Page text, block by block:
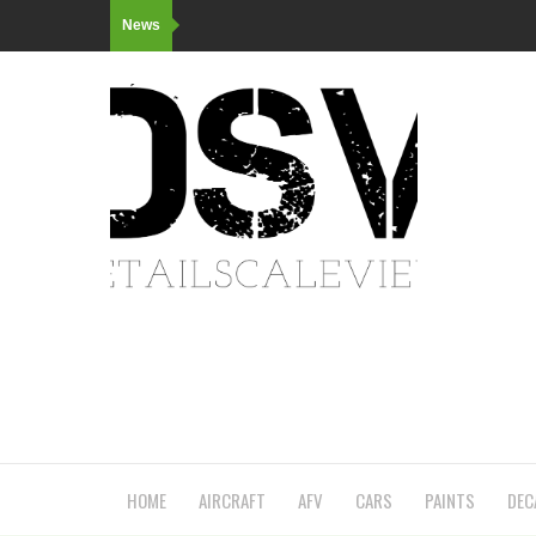
News
HOME AIRCRAFT AFV CARS PAINTS